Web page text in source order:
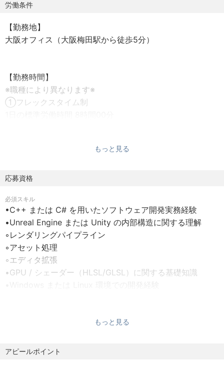
労働条件
【勤務地】
大阪オフィス（大阪梅田駅から徒歩5分）
【勤務時間】
※職種により異なります※
①フレックスタイム制
1日の標準労働時間 8時間00分
【勤務形態】
原則出社
【昇給】
給与改定年1回（4月）
※成果に応じて
・健康保険
もっと見る
応募資格
必須スキル
•C++ または C# を用いたソフトウェア開発実務経験
•Unreal Engine または Unity の内部構造に関する理解
◦レンダリングパイプライン
◦アセット処理
◦エディタ拡張
•GPU / シェーダー（HLSL/GLSL）に関する基礎知識
◦Deferred / Forward Rendering
もっと見る
アピールポイント